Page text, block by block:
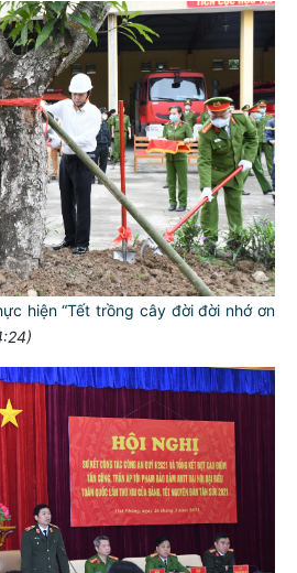
hiện “Tết trồng cây đời đời nhớ ơn